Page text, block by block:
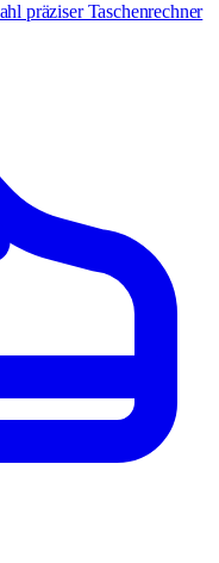
präziser Taschenrechner